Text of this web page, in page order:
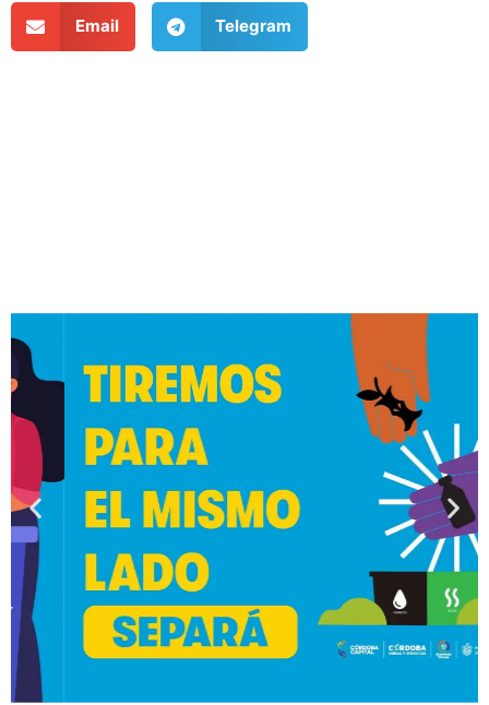
Email Telegram